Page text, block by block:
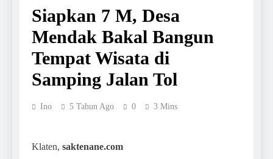
Siapkan 7 M, Desa
Mendak Bakal Bangun
Tempat Wisata di
Samping Jalan Tol
Ino 5 Tahun Ago 0 3 Mins
Klaten, saktenane.com